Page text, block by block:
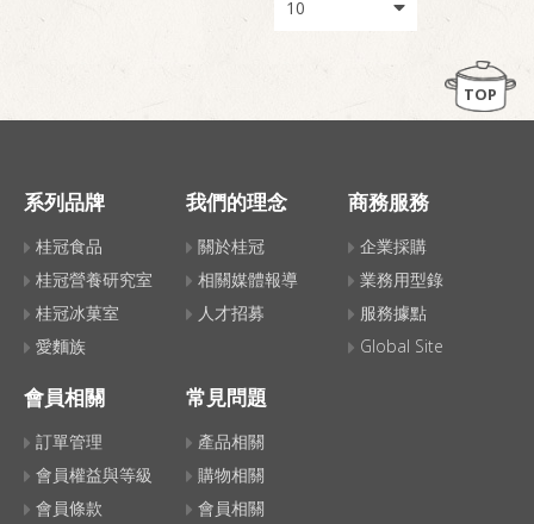
TOP
系列品牌
桂冠食品
桂冠營養研究室
桂冠冰菓室
愛麵族
我們的理念
關於桂冠
相關媒體報導
人才招募
商務服務
企業採購
業務用型錄
服務據點
Global Site
會員相關
訂單管理
會員權益與等級
會員條款
常見問題
產品相關
購物相關
會員相關